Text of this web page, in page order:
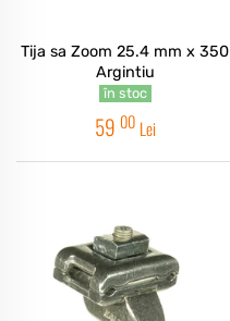
Tija sa Zoom 25.4 mm x 350
Argintiu
în stoc
59 00 Lei